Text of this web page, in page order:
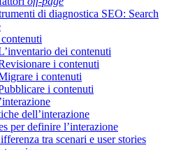
di diagnostica SEO: Search
dei contenuti
i contenuti
i contenuti
i contenuti
dell’interazione
per definire l’interazione
tra scenari e user stories